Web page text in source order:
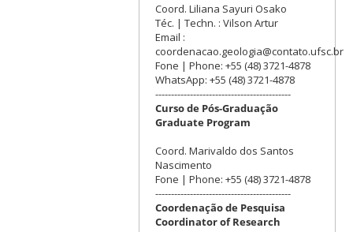
Coord. Liliana Sayuri Osako
Téc. | Techn. : Vilson Artur
Email :
coordenacao.geologia@contato.ufsc.br
Fone | Phone: +55 (48) 3721-4878
WhatsApp: +55 (48) 3721-4878
-------------------------------------------
Curso de Pós-Graduação
Graduate Program
Coord. Marivaldo dos Santos
Nascimento
Fone | Phone: +55 (48) 3721-4878
-------------------------------------------
Coordenação de Pesquisa
Coordinator of Research